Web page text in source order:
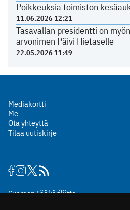
Poikkeuksia toimiston
11.06.2026 12:21
Tasavallan presidentti on
arvonimen Päivi Hietaselle
22.05.2026 11:49
Mediakortti
Me
Ota yhteyttä
Tilaa uutiskirje
Suomen Lääkäriliitto